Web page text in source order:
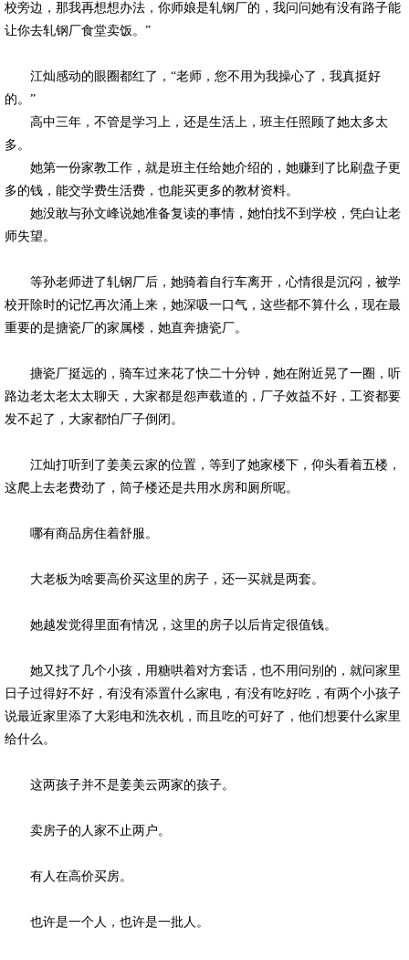
校旁边，那我再想想办法，你师娘是轧钢厂的，我问问她有没有路子能
让你去轧钢厂食堂卖饭。”
江灿感动的眼圈都红了，“老师，您不用为我操心了，我真挺好
的。”
高中三年，不管是学习上，还是生活上，班主任照顾了她太多太
多。
她第一份家教工作，就是班主任给她介绍的，她赚到了比刷盘子更
多的钱，能交学费生活费，也能买更多的教材资料。
她没敢与孙文峰说她准备复读的事情，她怕找不到学校，凭白让老
师失望。
等孙老师进了轧钢厂后，她骑着自行车离开，心情很是沉闷，被学
校开除时的记忆再次涌上来，她深吸一口气，这些都不算什么，现在最
重要的是搪瓷厂的家属楼，她直奔搪瓷厂。
搪瓷厂挺远的，骑车过来花了快二十分钟，她在附近晃了一圈，听
路边老太老太太聊天，大家都是怨声载道的，厂子效益不好，工资都要
发不起了，大家都怕厂子倒闭。
江灿打听到了姜美云家的位置，等到了她家楼下，仰头看着五楼，
这爬上去老费劲了，筒子楼还是共用水房和厕所呢。
哪有商品房住着舒服。
大老板为啥要高价买这里的房子，还一买就是两套。
她越发觉得里面有情况，这里的房子以后肯定很值钱。
她又找了几个小孩，用糖哄着对方套话，也不用问别的，就问家里
日子过得好不好，有没有添置什么家电，有没有吃好吃，有两个小孩子
说最近家里添了大彩电和洗衣机，而且吃的可好了，他们想要什么家里
给什么。
这两孩子并不是姜美云两家的孩子。
卖房子的人家不止两户。
有人在高价买房。
也许是一个人，也许是一批人。